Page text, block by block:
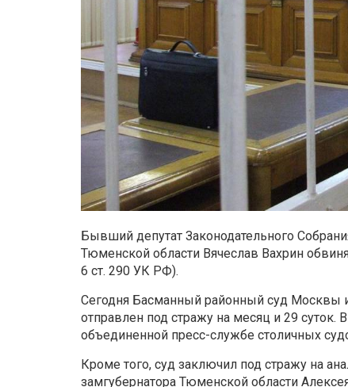
Бывший депутат Законодательного
Тюменской области Вячеслав Вахрин
6 ст. 290 УК РФ).
Сегодня Басманный районный суд Москвы
отправлен под стражу на месяц и 29
объединенной пресс-службе столичных
Кроме того, суд заключил под стражу на
замгубернатора Тюменской области